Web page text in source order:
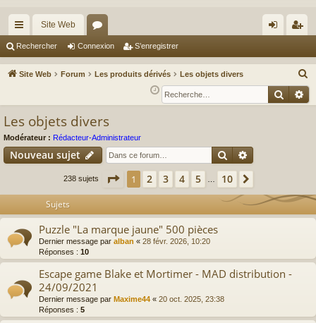
cc
ès
Site Web
or
u ne
xi
nr
eg
Rechercher Connexion S’enregistrer
Site Web Forum Les produits dérivés Les objets divers
e
c
e
r
Les objets divers
Modérateur : Rédacteur-Administrateur
Nouveau sujet Rechercher
238 sujets Page 1sur 10
1 2 3 4 5 10
Sujets
Puzzle "La marque jaune" 500 pièces
Dernier message par alban « 28 févr. 2026, 10:20
Réponses : 10
Escape game Blake et Mortimer - MAD distribution -
24/09/2021
Dernier message par Maxime44 « 20 oct. 2025, 23:38
Réponses : 5